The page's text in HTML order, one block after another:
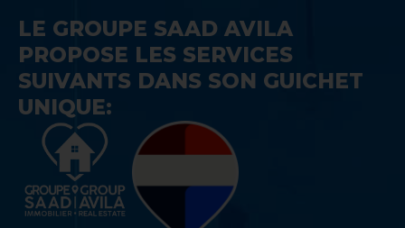
LE GROUPE SAAD AVILA
PROPOSE LES SERVICES
SUIVANTS DANS SON GUICHET
UNIQUE: